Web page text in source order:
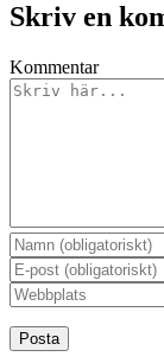
Skriv en
Kommentar